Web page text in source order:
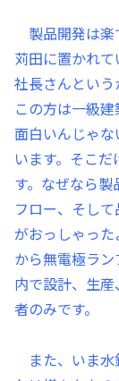
製品開発は
苅田に置かれて
社長さんという
この方は一級
面白いんじゃ
います。そこ
す。なぜなら
フロー、そし
がおっしゃっ
から無電極ラ
内で設計、生
者のみです。
また、いま